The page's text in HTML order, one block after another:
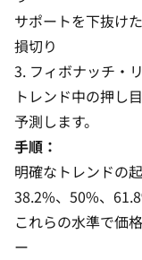
サポートを下抜け
損切り
3. フィボナッチ・
トレンド中の押し
予測します。
手順：
明確なトレンドの
38.2%、50%、
これらの水準で価
ー